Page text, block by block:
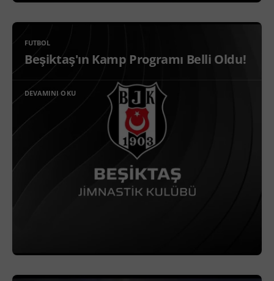
FUTBOL
Beşiktaş'ın Kamp Programı Belli Oldu!
DEVAMINI OKU